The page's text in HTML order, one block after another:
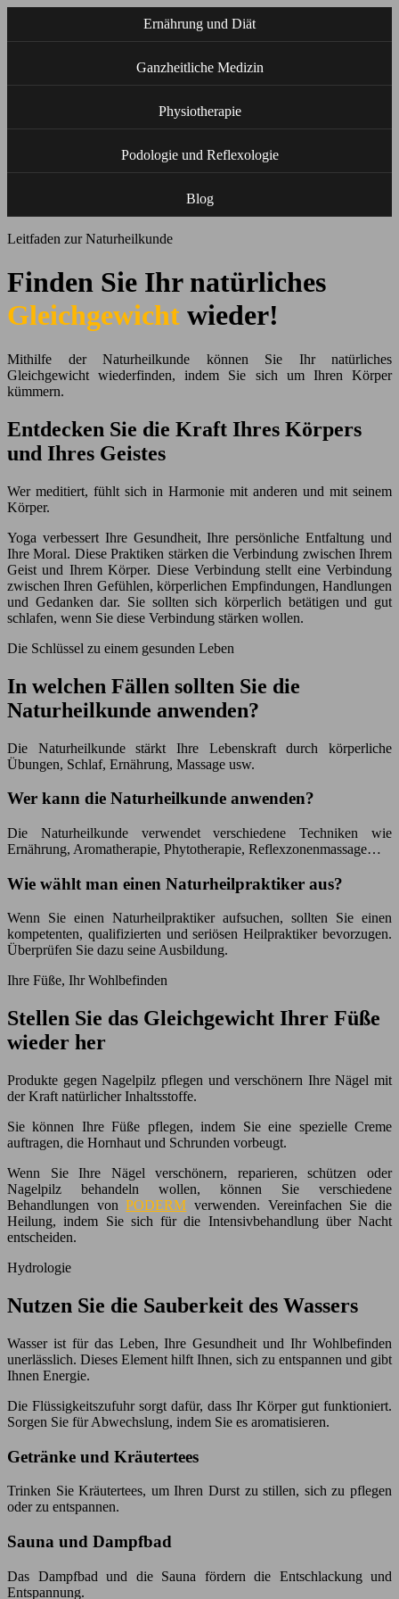
Ernährung und Diät
Ganzheitliche Medizin
Physiotherapie
Podologie und Reflexologie
Blog
Leitfaden zur Naturheilkunde
Finden Sie Ihr natürliches
Gleichgewicht wieder!
Mithilfe der Naturheilkunde können Sie Ihr natürliches
Gleichgewicht wiederfinden, indem Sie sich um Ihren Körper
kümmern.
Entdecken Sie die Kraft Ihres Körpers
und Ihres Geistes
Wer meditiert, fühlt sich in Harmonie mit anderen und mit seinem
Körper.
Yoga verbessert Ihre Gesundheit, Ihre persönliche Entfaltung und
Ihre Moral. Diese Praktiken stärken die Verbindung zwischen Ihrem
Geist und Ihrem Körper. Diese Verbindung stellt eine Verbindung
zwischen Ihren Gefühlen, körperlichen Empfindungen, Handlungen
und Gedanken dar. Sie sollten sich körperlich betätigen und gut
schlafen, wenn Sie diese Verbindung stärken wollen.
Die Schlüssel zu einem gesunden Leben
In welchen Fällen sollten Sie die
Naturheilkunde anwenden?
Die Naturheilkunde stärkt Ihre Lebenskraft durch körperliche
Übungen, Schlaf, Ernährung, Massage usw.
Wer kann die Naturheilkunde anwenden?
Die Naturheilkunde verwendet verschiedene Techniken wie
Ernährung, Aromatherapie, Phytotherapie, Reflexzonenmassage…
Wie wählt man einen Naturheilpraktiker aus?
Wenn Sie einen Naturheilpraktiker aufsuchen, sollten Sie einen
kompetenten, qualifizierten und seriösen Heilpraktiker bevorzugen.
Überprüfen Sie dazu seine Ausbildung.
Ihre Füße, Ihr Wohlbefinden
Stellen Sie das Gleichgewicht Ihrer Füße
wieder her
Produkte gegen Nagelpilz pflegen und verschönern Ihre Nägel mit
der Kraft natürlicher Inhaltsstoffe.
Sie können Ihre Füße pflegen, indem Sie eine spezielle Creme
auftragen, die Hornhaut und Schrunden vorbeugt.
Wenn Sie Ihre Nägel verschönern, reparieren, schützen oder
Nagelpilz behandeln wollen, können Sie verschiedene
Behandlungen vonPODERM verwenden. Vereinfachen Sie die
Heilung, indem Sie sich für die Intensivbehandlung über Nacht
entscheiden.
Hydrologie
Nutzen Sie die Sauberkeit des Wassers
Wasser ist für das Leben, Ihre Gesundheit und Ihr Wohlbefinden
unerlässlich. Dieses Element hilft Ihnen, sich zu entspannen und gibt
Ihnen Energie.
Die Flüssigkeitszufuhr sorgt dafür, dass Ihr Körper gut funktioniert.
Sorgen Sie für Abwechslung, indem Sie es aromatisieren.
Getränke und Kräutertees
Trinken Sie Kräutertees, um Ihren Durst zu stillen, sich zu pflegen
oder zu entspannen.
Sauna und Dampfbad
Das Dampfbad und die Sauna fördern die Entschlackung und
Entspannung.